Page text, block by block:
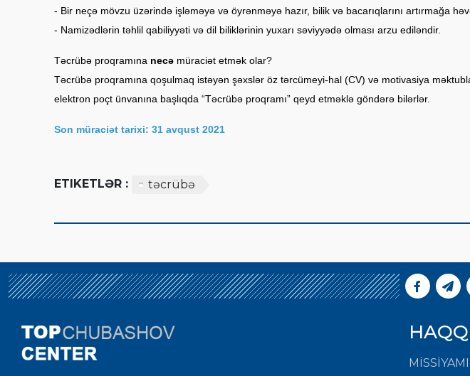
- Bir neçə mövzu üzərində işləməyə və öyrənməyə hazır, bilik və bacarıqlarını artırmağa
- Namizədlərin təhlil qabiliyyəti və dil biliklərinin yuxarı səviyyədə olması arzu ediləndir.
Təcrübə proqramına necə müraciət etmək olar?
Təcrübə proqramına qoşulmaq istəyən şəxslər öz tərcümeyi-hal (CV) və motivasiya
elektron poçt ünvanına başlıqda “Təcrübə proqramı” qeyd etməklə göndərə bilərlər.
Son müraciət tarixi: 31 avqust 2021
ETIKETLƏR : təcrübə